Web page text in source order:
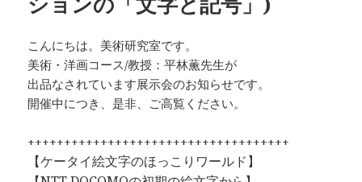
こんにちは。美術研究室です。
美術・洋画コース/教授：平林薫先生が
出品なされています展示会のお知らせです。
開催中につき、是非、ご高覧ください。
++++++++++++++++++++++++++++++++++++
【ケータイ絵文字のほっこりワールド】